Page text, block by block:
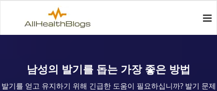
남성의 발기를 돕는 가장 좋은 방법
발기를 얻고 유지하기 위해 긴급한 도움이 필요하십니까? 발기 문제